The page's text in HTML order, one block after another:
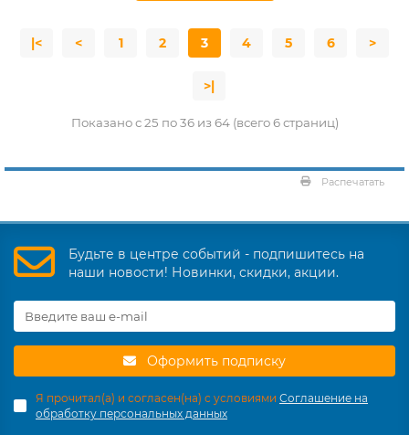
|< < 1 2 3 4 5 6 >
>|
Показано с 25 по 36 из 64 (всего 6 страниц)
Распечатать
Будьте в центре событий - подпишитесь на
наши новости! Новинки, скидки, акции.
Оформить подписку
Я прочитал(а) и согласен(на) с условиями Соглашение на
обработку персональных данных